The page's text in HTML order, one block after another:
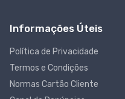
Informações Úteis
Política de Privacidade
Termos e Condições
Normas Cartão Cliente